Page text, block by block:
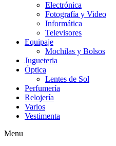
Electrónica
Fotografía y Video
Informática
Televisores
Equipaje
Mochilas y Bolsos
Jugueteria
Óptica
Lentes de Sol
Perfumería
Relojería
Varios
Vestimenta
Menu